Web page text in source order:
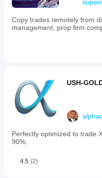
Copy trades remotely from
management, prop firm
USH-
Perfectly optimized to trade
90%.
4.5 (2)